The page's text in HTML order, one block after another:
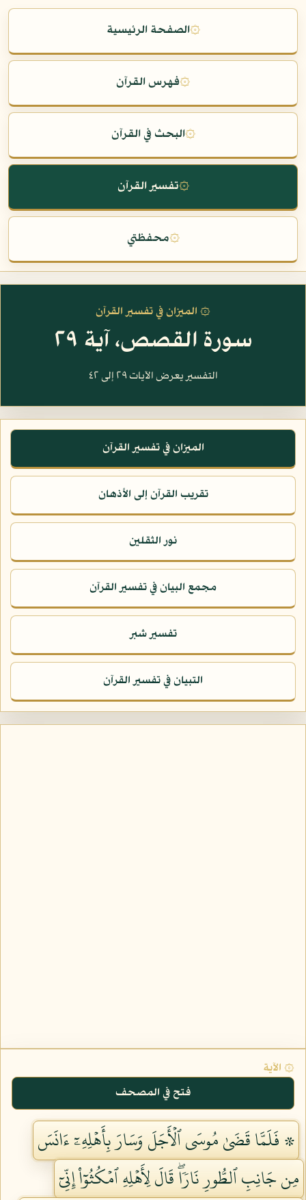
۞الصفحة الرئيسية
۞فهرس القرآن
۞البحث في القرآن
۞تفسير القرآن
۞محفظتي
۞ الميزان في تفسير القرآن
سورة القصص، آية ٢٩
التفسير يعرض الآيات ٢٩ إلى ٤٢
الميزان في تفسير القرآن
تقريب القرآن إلى الأذهان
نور الثقلين
مجمع البيان في تفسير القرآن
تفسير شبر
التبيان في تفسير القرآن
۞ الآية
فتح في المصحف
۞ فَلَمَّا قَضَىٰ مُوسَى ٱلۡأَجَلَ وَسَارَ بِأَهۡلِهِۦٓ ءَانَسَ
مِن جَانِبِ ٱلطُّورِ نَارٗاۖ قَالَ لِأَهۡلِهِ ٱمۡكُثُوٓاْ إِنِّيٓ